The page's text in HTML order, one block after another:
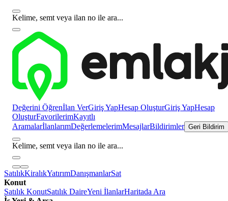
Kelime, semt veya ilan no ile ara...
Değerini Öğrenİlan VerGiriş YapHesap OluşturGiriş YapHesap
OluşturFavorilerimKayıtlı
AramalarİlanlarımDeğerlemelerimMesajlarBildirimler Geri Bildirim
Kelime, semt veya ilan no ile ara...
SatılıkKiralıkYatırımDanışmanlarSat
Konut
Satılık KonutSatılık DaireYeni İlanlarHaritada Ara